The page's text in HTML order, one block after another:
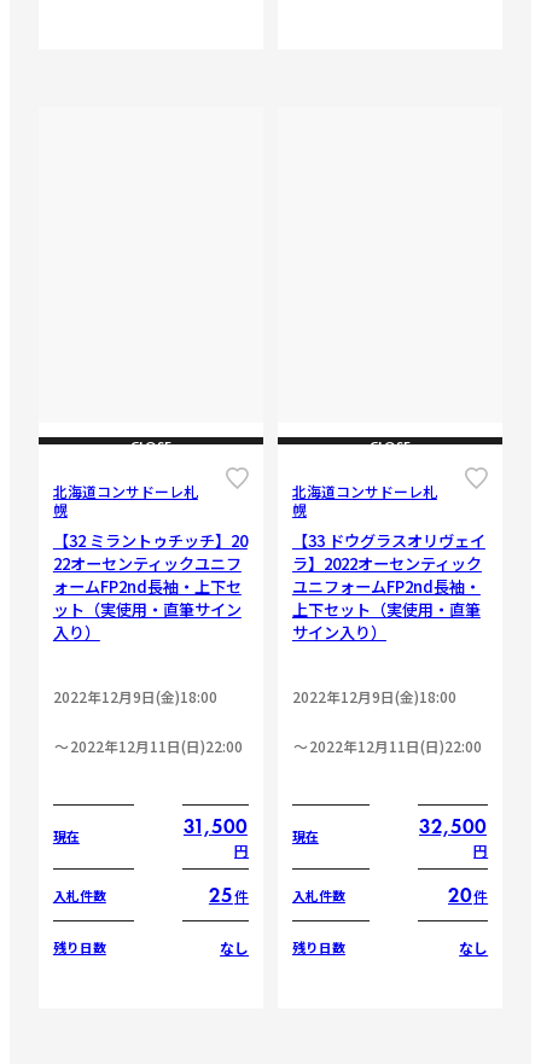
CLOSE
北海道コンサドーレ札
幌
【32 ミラントゥチッチ】20
22オーセンティックユニフ
ォームFP2nd長袖・上下セ
ット（実使用・直筆サイン
入り）
2022年12月9日(金)18:00
2022年12月11日(日)22:00
現在 31,500
円
入札件数 25件
残り日数 なし
CLOSE
北海道コンサドーレ札
幌
【33 ドウグラスオリヴェイ
ラ】2022オーセンティック
ユニフォームFP2nd長袖・
上下セット（実使用・直筆
サイン入り）
2022年12月9日(金)18:00
2022年12月11日(日)22:00
現在 32,500
円
入札件数 20件
残り日数 なし